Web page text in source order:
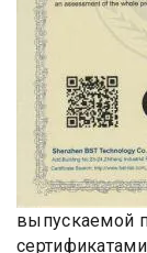
выпускаемой